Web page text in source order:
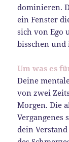
dominieren.
ein Fenster
sich von Ego
bisschen
Um was es
Deine
von zwei
Morgen. Die
dein